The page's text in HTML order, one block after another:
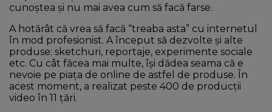
cunoștea și nu mai avea cum să facă farse.
A hotărât că vrea să facă “treaba asta” cu internetul
în mod profesionist. A început să dezvolte și alte
produse: sketchuri, reportaje, experimente sociale
etc. Cu cât făcea mai multe, își dădea seama că e
nevoie pe piața de online de astfel de produse. În
acest moment, a realizat peste 400 de producții
video în 11 țări.